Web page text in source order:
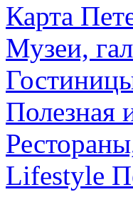
Карта
Музеи,
Полезная
Lifestyle